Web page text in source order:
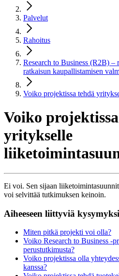
Palvelut
Rahoitus
Research to Business (R2B) –
ratkaisun kaupallistamisen
Voiko projektissa tehdä
Voiko
yritykselle
Ei voi. Sen sijaan
voi selvittää tutkimuksen keinoin.
Aiheeseen liittyviä
Miten pitkä projekti voi olla?
Voiko Research to Business -
perustutkimusta?
Voiko projektissa olla
kanssa?